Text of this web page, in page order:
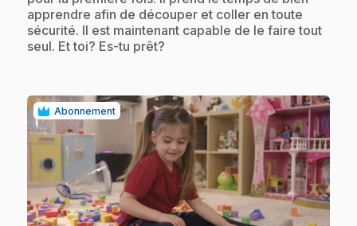
apprendre afin de découper et coller en toute
sécurité. Il est maintenant capable de le faire tout
seul. Et toi? Es-tu prêt?
Abonnement